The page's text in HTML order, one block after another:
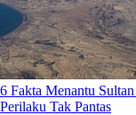
6 Fakta Menantu
Perilaku Tak Pantas